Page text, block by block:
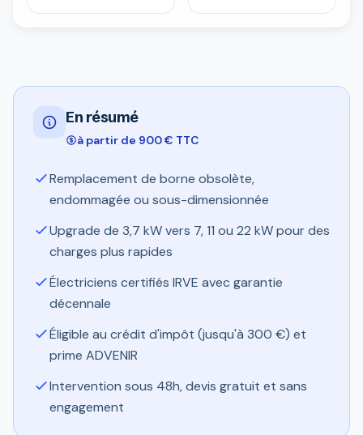
En résumé
à partir de 900 € TTC
Remplacement de borne obsolète,
endommagée ou sous-dimensionnée
Upgrade de 3,7 kW vers 7, 11 ou 22 kW pour des
charges plus rapides
Électriciens certifiés IRVE avec garantie
décennale
Éligible au crédit d'impôt (jusqu'à 300 €) et
prime ADVENIR
Intervention sous 48h, devis gratuit et sans
engagement